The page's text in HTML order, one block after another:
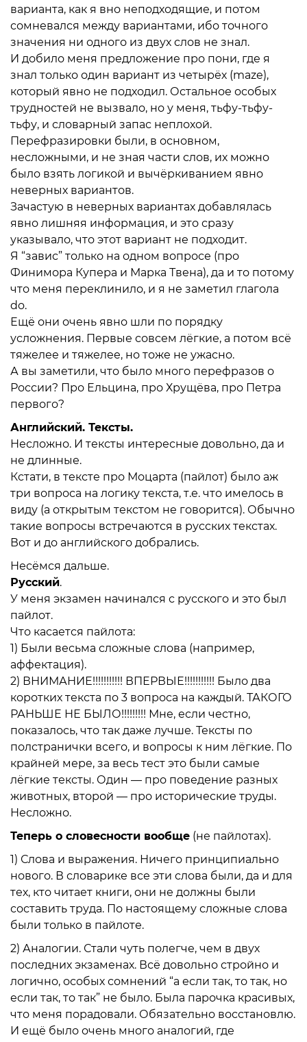
варианта, как я вно неподходящие, и потом
сомневался между вариантами, ибо точного
значения ни одного из двух слов не знал.
И добило меня предложение про пони, где я
знал только один вариант из четырёх (maze),
который явно не подходил. Остальное особых
трудностей не вызвало, но у меня, тьфу-тьфу-
тьфу, и словарный запас неплохой.
Перефразировки были, в основном,
несложными, и не зная части слов, их можно
было взять логикой и вычёркиванием явно
неверных вариантов.
Зачастую в неверных вариантах добавлялась
явно лишняя информация, и это сразу
указывало, что этот вариант не подходит.
Я “завис” только на одном вопросе (про
Финимора Купера и Марка Твена), да и то потому
что меня переклинило, и я не заметил глагола
do.
Ещё они очень явно шли по порядку
усложнения. Первые совсем лёгкие, а потом всё
тяжелее и тяжелее, но тоже не ужасно.
А вы заметили, что было много перефразов о
России? Про Ельцина, про Хрущёва, про Петра
первого?
Английский. Тексты.
Несложно. И тексты интересные довольно, да и
не длинные.
Кстати, в тексте про Моцарта (пайлот) было аж
три вопроса на логику текста, т.е. что имелось в
виду (а открытым текстом не говорится). Обычно
такие вопросы встречаются в русских текстах.
Вот и до английского добрались.
Несёмся дальше.
Русский.
У меня экзамен начинался с русского и это был
пайлот.
Что касается пайлота:
1) Были весьма сложные слова (например,
аффектация).
2) ВНИМАНИЕ!!!!!!!!!!! ВПЕРВЫЕ!!!!!!!!!!! Было два
коротких текста по 3 вопроса на каждый. ТАКОГО
РАНЬШЕ НЕ БЫЛО!!!!!!!!! Мне, если честно,
показалось, что так даже лучше. Тексты по
полстранички всего, и вопросы к ним лёгкие. По
крайней мере, за весь тест это были самые
лёгкие тексты. Один — про поведение разных
животных, второй — про исторические труды.
Несложно.
Теперь о словесности вообще (не пайлотах).
1) Слова и выражения. Ничего принципиально
нового. В словарике все эти слова были, да и для
тех, кто читает книги, они не должны были
составить труда. По настоящему сложные слова
были только в пайлоте.
2) Аналогии. Стали чуть полегче, чем в двух
последних экзаменах. Всё довольно стройно и
логично, особых сомнений “а если так, то так, но
если так, то так” не было. Была парочка красивых,
что меня порадовали. Обязательно восстановлю.
И ещё было очень много аналогий, где